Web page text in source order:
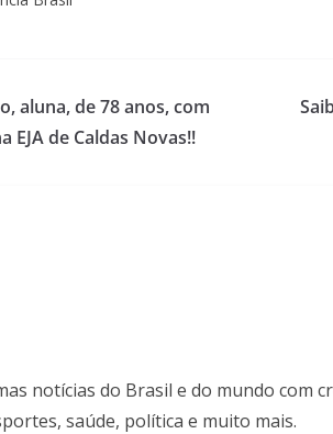
aluna, de 78 anos, com
EJA de Caldas Novas!!
notícias do Brasil e do mundo com
saúde, política e muito mais.